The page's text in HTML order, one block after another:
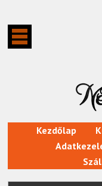
Kezdőlap